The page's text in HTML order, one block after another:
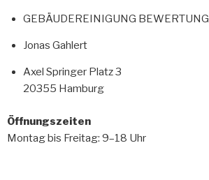
GEBÄUDEREINIGUNG BEWERTUNG
Jonas Gahlert
Axel Springer Platz 3
20355 Hamburg
Öffnungszeiten
Montag bis Freitag: 9–18 Uhr